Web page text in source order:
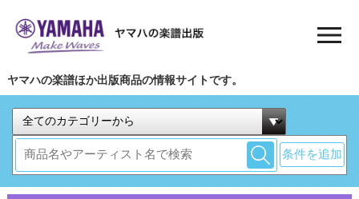
ヤマハの楽譜ほか出版商品の情報サイトです。
条件を追加